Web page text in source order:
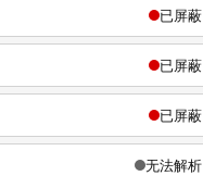
已屏蔽
已屏蔽
已屏蔽
无法解析